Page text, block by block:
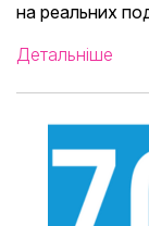
на реальних
Детальніше